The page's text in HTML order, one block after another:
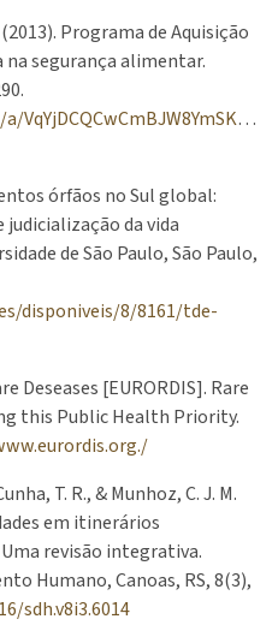
(2013). Programa de Aquisição
segurança alimentar.
órfãos no Sul global:
da vida
de São Paulo, São Paulo,
disponiveis/8/8161/tde-
Deseases [EURORDIS]. Rare
this Public Health Priority.
T. R., & Munhoz, C. J. M.
em itinerários
revisão integrativa.
Humano, Canoas, RS, 8(3),
sdh.v8i3.6014